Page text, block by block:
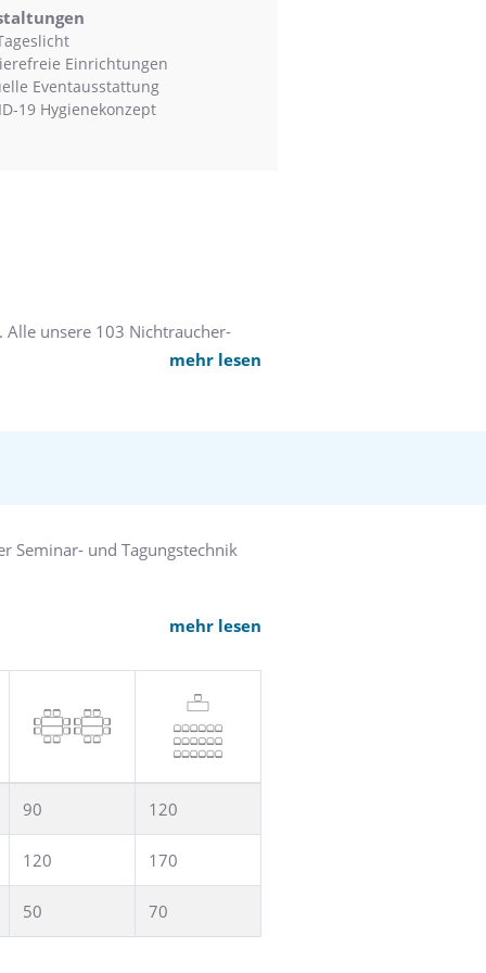
Einrichtungen
Eventausstattung
19 Hygienekonzept
unsere 103 Nichtraucher-
unserem SETA Pub können Sie
ausgestattet sind. Darüber
mehr lesen
Seminar- und Tagungstechnik
mehr lesen
90 120
120 170
50 70